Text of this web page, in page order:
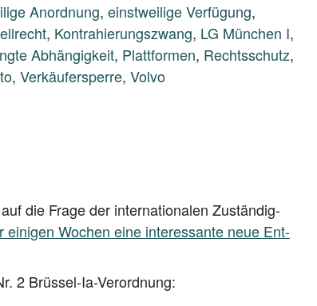
Anordnung, einstweilige Verfügung,
, Kontrahierungszwang, LG München I,
Abhängigkeit, Plattformen, Rechtsschutz,
, Verkäufersperre, Volvo
die Fra­ge der inter­na­tio­na­len Zustän­dig­
eini­gen Wochen eine inter­es­san­te neue Ent­
2 Brüssel-Ia-Verordnung: